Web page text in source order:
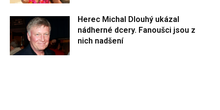
Herec Michal Dlouhý ukázal
nádherné dcery. Fanoušci jsou z
nich nadšení